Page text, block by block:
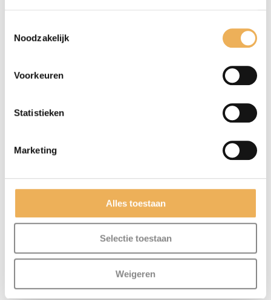
Noodzakelijk
Voorkeuren
Statistieken
Marketing
Alles toestaan
Selectie toestaan
Weigeren
populierwortel, ziet deze er bovendien ook
verkopen wij de afmeting populierwortel die
GERELATEERDE PRODUCTEN